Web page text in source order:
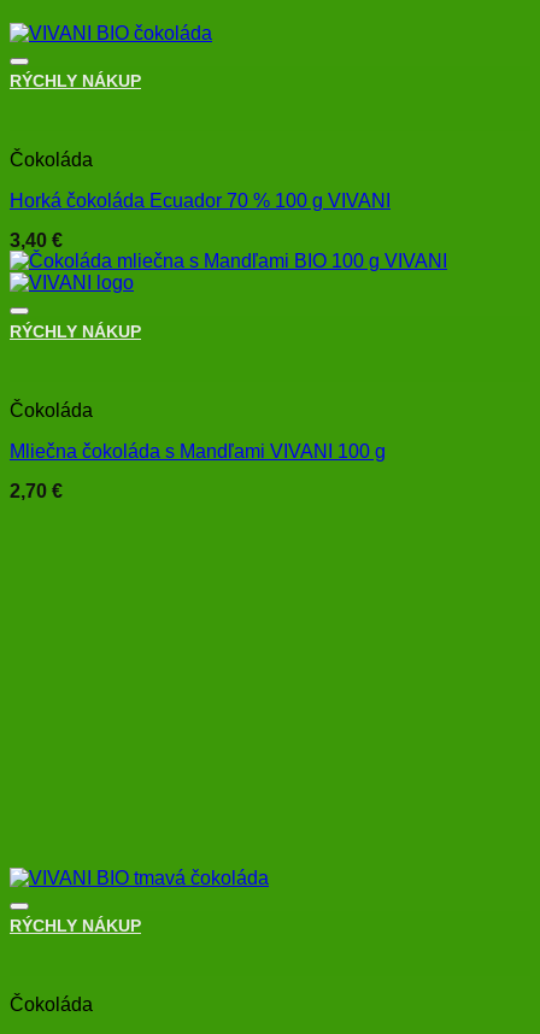
+
RÝCHLY NÁKUP
Čokoláda
Horká čokoláda Ecuador 70 % 100 g VIVANI
3,40 €
+
RÝCHLY NÁKUP
Čokoláda
Mliečna čokoláda s Mandľami VIVANI 100 g
2,70 €
+
RÝCHLY NÁKUP
Čokoláda